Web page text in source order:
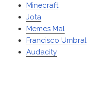
Minecraft
Jota
Memes Mal
Francisco Umbral
Audacity